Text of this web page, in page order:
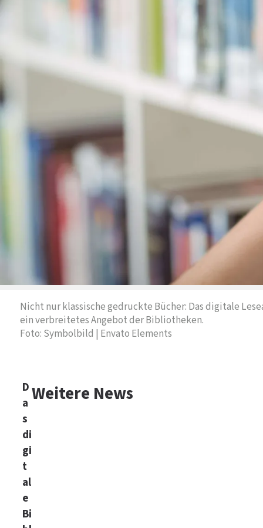
Nicht nur klassische gedruckte Bücher: Das digitale
ein verbreitetes Angebot der Bibliotheken.
Foto: Symbolbild | Envato Elements
D
a
s
di
gi
t
al
e
Bi
Weitere News